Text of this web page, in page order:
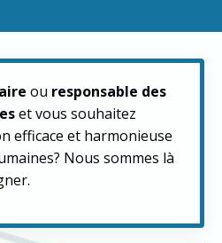
ou responsable des
et vous souhaitez
efficace et harmonieuse
Nous sommes là